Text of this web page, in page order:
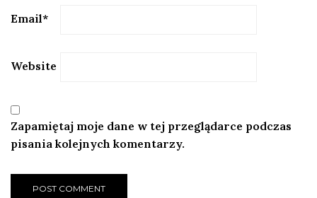
Email*
Website
Zapamiętaj moje dane w tej przeglądarce podczas
pisania kolejnych komentarzy.